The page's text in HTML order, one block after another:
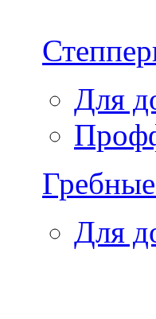
Для
Для